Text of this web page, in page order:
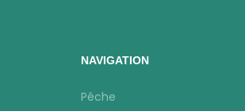
NAVIGATION
Pêche